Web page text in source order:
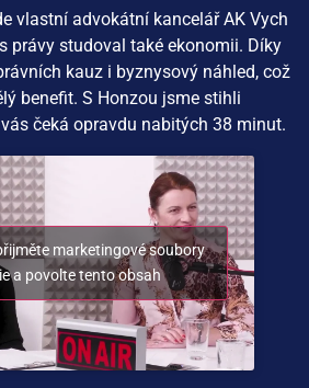
vlastní advokátní kancelář AK Vych
právy studoval také ekonomii. Díky
kauz i byznysový náhled, což
benefit. S Honzou jsme stihli
čeká opravdu nabitých 38 minut.
marketingové soubory
a povolte tento obsah